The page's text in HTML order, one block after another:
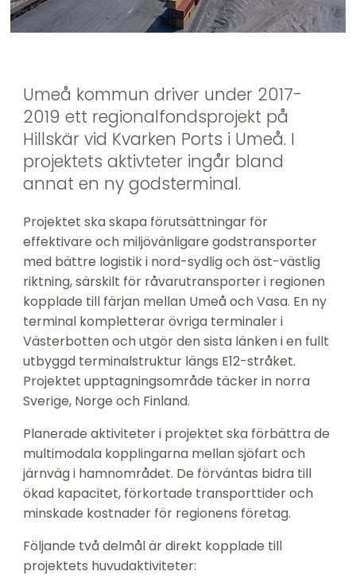
Umeå kommun driver under 2017-
2019 ett regionalfondsprojekt på
Hillskär vid Kvarken Ports i Umeå. I
projektets aktivteter ingår bland
annat en ny godsterminal.
Projektet ska skapa förutsättningar för
effektivare och miljövänligare godstransporter
med bättre logistik i nord-sydlig och öst-västlig
riktning, särskilt för råvarutransporter i regionen
kopplade till färjan mellan Umeå och Vasa. En ny
terminal kompletterar övriga terminaler i
Västerbotten och utgör den sista länken i en fullt
utbyggd terminalstruktur längs E12-stråket.
Projektet upptagningsområde täcker in norra
Sverige, Norge och Finland.
Planerade aktiviteter i projektet ska förbättra de
multimodala kopplingarna mellan sjöfart och
järnväg i hamnområdet. De förväntas bidra till
ökad kapacitet, förkortade transporttider och
minskade kostnader för regionens företag.
Följande två delmål är direkt kopplade till
projektets huvudaktiviteter: